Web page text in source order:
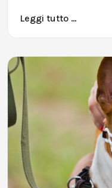
Leggi tutto …